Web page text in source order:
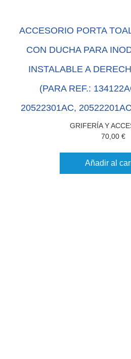
ACCESORIO PORTA
CON DUCHA PARA
INSTALABLE A
(PARA REF.:
20522301AC,
GRIFERÍA Y
70,00 €
Añadir al